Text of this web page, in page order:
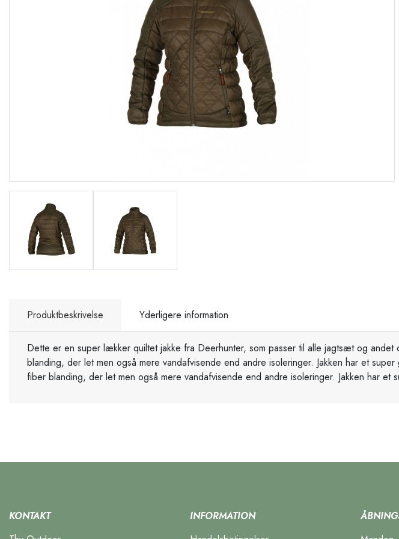
Produktbeskrivelse Yderligere information
Dette er en super lækker quiltet jakke fra Deerhunter, som passer til alle jagtsæt og
blanding, der let men også mere vandafvisende end andre isoleringer. Jakken har et
fiber blanding, der let men også mere vandafvisende end andre isoleringer. Jakken har et
KONTAKT
INFORMATION